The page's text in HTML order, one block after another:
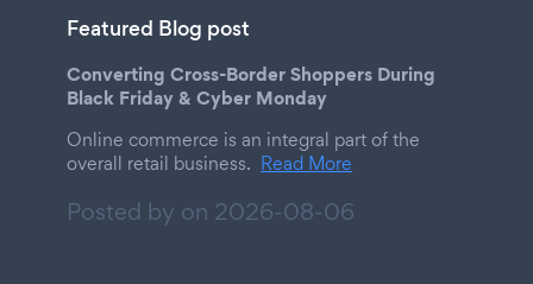
Featured Blog post
Converting Cross-Border Shoppers During
Black Friday & Cyber Monday
Online commerce is an integral part of the
overall retail business. Read More
Posted by on 2026-08-06